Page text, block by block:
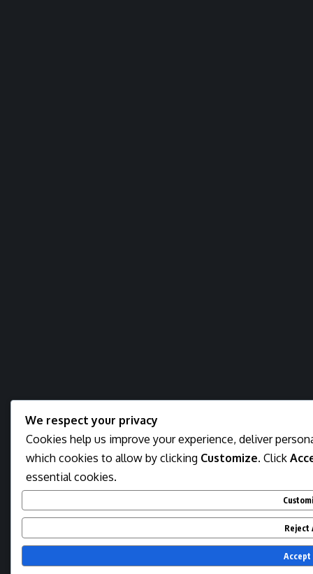
We respect your privacy
Cookies help us improve your experience, deliver
which cookies to allow by clicking Customize. Click
essential cookies.
Reject
Accept